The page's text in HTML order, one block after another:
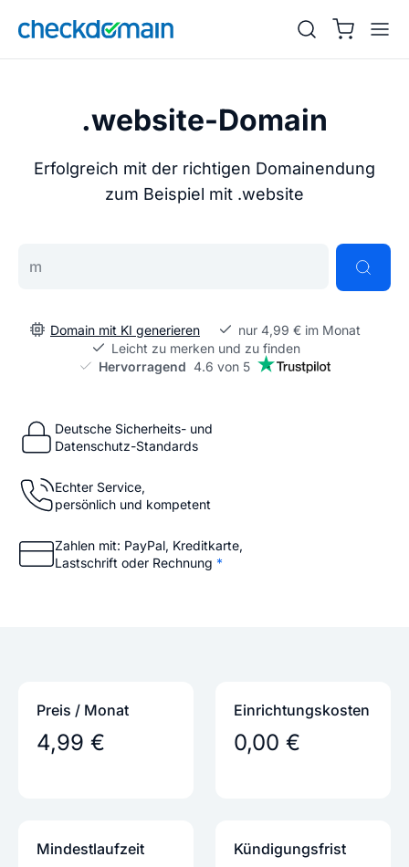
.website-Domain
Erfolgreich mit der richtigen Domainendung
zum Beispiel mit .website
Domain mit KI generieren
nur 4,99 € im Monat
Leicht zu merken und zu finden
Hervorragend 4.6 von 5
Deutsche Sicherheits- und
Datenschutz-Standards
Echter Service,
persönlich und kompetent
Zahlen mit: PayPal, Kreditkarte,
Lastschrift oder Rechnung *
Preis / Monat
4,99 €
Einrichtungs­kosten
0,00 €
Mindestlaufzeit Kündigungs­frist